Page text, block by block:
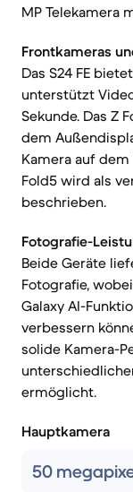
MP Telekamera
Frontkameras
Das S24 FE
unterstützt
Sekunde. Das Z
dem
Kamera auf
Fold5 wird als
beschrieben.
Fotografie-
Beide Geräte
Fotografie,
Galaxy AI-
verbessern
solide Kamera-
ermöglicht.
Hauptkamera
50